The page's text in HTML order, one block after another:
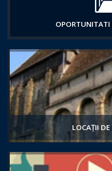
OPORTUNITATI
LOCAȚII